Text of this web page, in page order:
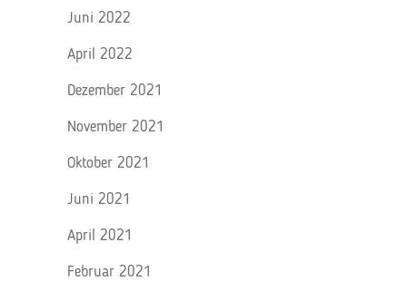
Juni 2022
April 2022
Dezember 2021
November 2021
Oktober 2021
Juni 2021
April 2021
Februar 2021